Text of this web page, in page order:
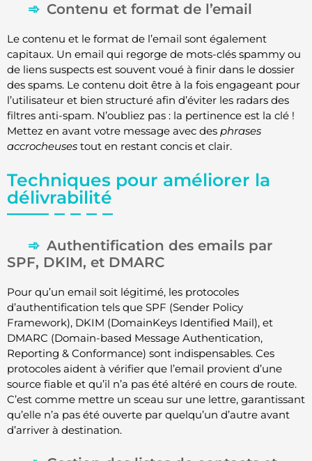
Contenu et format de l’email
Le contenu et le format de l’email sont également
capitaux. Un email qui regorge de mots-clés spammy ou
de liens suspects est souvent voué à finir dans le dossier
des spams. Le contenu doit être à la fois engageant pour
l’utilisateur et bien structuré afin d’éviter les radars des
filtres anti-spam. N’oubliez pas : la pertinence est la clé !
Mettez en avant votre message avec des phrases
accrocheuses tout en restant concis et clair.
Techniques pour améliorer la
délivrabilité
Authentification des emails par
SPF, DKIM, et DMARC
Pour qu’un email soit légitimé, les protocoles
d’authentification tels que SPF (Sender Policy
Framework), DKIM (DomainKeys Identified Mail), et
DMARC (Domain-based Message Authentication,
Reporting & Conformance) sont indispensables. Ces
protocoles aident à vérifier que l’email provient d’une
source fiable et qu’il n’a pas été altéré en cours de route.
C’est comme mettre un sceau sur une lettre, garantissant
qu’elle n’a pas été ouverte par quelqu’un d’autre avant
d’arriver à destination.